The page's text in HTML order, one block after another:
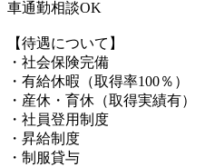
車通勤相談OK
【待遇について】
・社会保険完備
・有給休暇（取得率100％）
・産休・育休（取得実績有）
・社員登用制度
・昇給制度
・制服貸与